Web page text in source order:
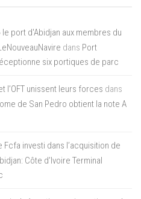
port d'Abidjan aux membres du
dans Port
six portiques de parc
l’OFT unissent leurs forces dans
de San Pedro obtient la note A
Fcfa investi dans l’acquisition de
Côte d’Ivoire Terminal